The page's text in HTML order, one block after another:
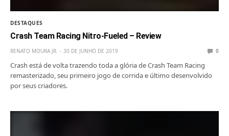
DESTAQUES
Crash Team Racing Nitro-Fueled – Review
RENATO MOURA JR. 30 DE JUNHO DE 2019 0
Crash está de volta trazendo toda a glória de Crash Team Racing
remasterizado, seu primeiro jogo de corrida e último desenvolvido
por seus criadores.